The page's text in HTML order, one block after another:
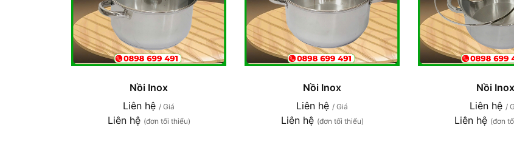
Nồi Inox
Liên hệ / Giá
Liên hệ (đơn tối thiểu)
Nồi Inox
Liên hệ / Giá
Liên hệ (đơn tối thiểu)
Nồi Inox
Liên hệ /
Liên hệ (đơn